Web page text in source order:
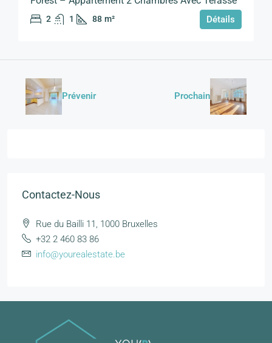
2 1 88 m² Détails
Prévenir Prochain
Contactez-Nous
Rue du Bailli 11, 1000 Bruxelles
+32 2 460 83 86
info@yourealestate.be